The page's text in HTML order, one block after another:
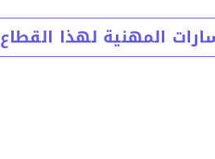
المهنية لهذا القطاع